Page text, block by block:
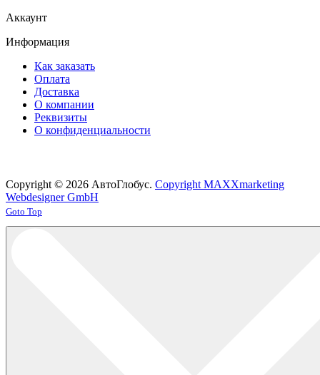
Аккаунт
Информация
Как заказать
Оплата
Доставка
О компании
Реквизиты
О конфиденциальности
Copyright © 2026 АвтоГлобус. Copyright MAXXmarketing
Webdesigner GmbH
Joomla! 3 Templates
Goto Top